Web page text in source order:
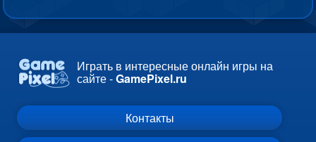
Играть в интересные онлайн игры на
сайте -GamePixel.ru
Контакты